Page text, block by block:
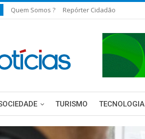
Quem Somos ? Repórter Cidadão
TURISMO TECNOLOGIA